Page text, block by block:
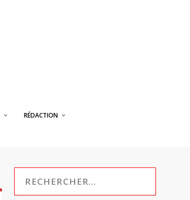
RÉDACTION